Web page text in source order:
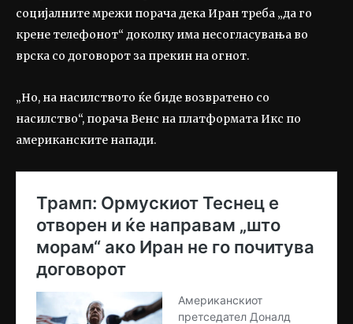
социјалните мрежи порача дека Иран треба „да го
крене телефонот“ доколку има несогласувања во
врска со договорот за прекин на огнот.
„Но, на насилството ќе биде возвратено со
насилство“, порача Венс на платформата Икс по
американските напади.